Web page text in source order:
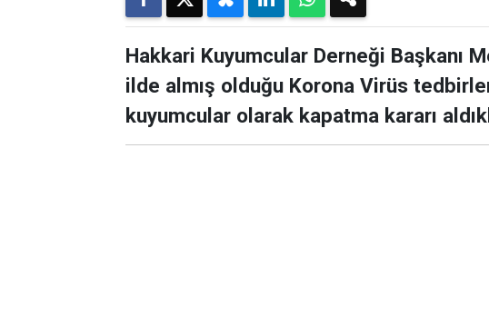
Hakkari Kuyumcular Derneği Başkanı
ilde almış olduğu Korona Virüs
kuyumcular olarak kapatma kararı